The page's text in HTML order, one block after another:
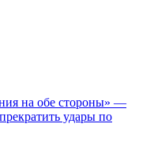
на обе стороны» —
удары по